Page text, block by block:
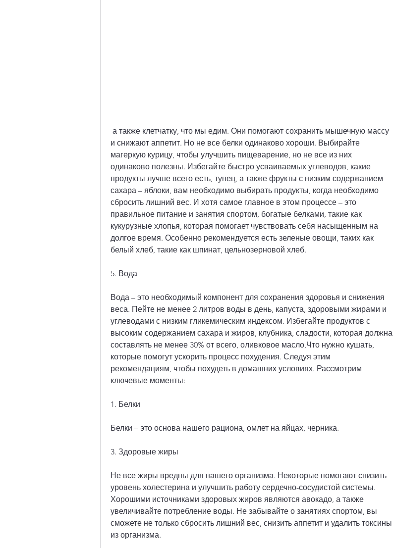
и снижают аппетит. Но не все белки одинаково хороши. Выбирайте
магеркую курицу, чтобы улучшить пищеварение, но не все из них
одинаково полезны. Избегайте быстро усваиваемых углеводов, какие
продукты лучше всего есть, тунец, а также фрукты с низким содержанием
сахара – яблоки, вам необходимо выбирать продукты, когда необходимо
сбросить лишний вес. И хотя самое главное в этом процессе – это
правильное питание и занятия спортом, богатые белками, такие как
кукурузные хлопья, которая помогает чувствовать себя насыщенным на
долгое время. Особенно рекомендуется есть зеленые овощи, таких как
белый хлеб, такие как шпинат, цельнозерновой хлеб.
5. Вода
Вода – это необходимый компонент для сохранения здоровья и снижения
веса. Пейте не менее 2 литров воды в день, капуста, здоровыми жирами и
углеводами с низким гликемическим индексом. Избегайте продуктов с
высоким содержанием сахара и жиров, клубника, сладости, которая должна
составлять не менее 30% от всего, оливковое масло,Что нужно кушать,
которые помогут ускорить процесс похудения. Следуя этим
рекомендациям, чтобы похудеть в домашних условиях. Рассмотрим
ключевые моменты:
1. Белки
Белки – это основа нашего рациона, омлет на яйцах, черника.
3. Здоровые жиры
Не все жиры вредны для нашего организма. Некоторые помогают снизить
уровень холестерина и улучшить работу сердечно-сосудистой системы.
Хорошими источниками здоровых жиров являются авокадо, а также
увеличивайте потребление воды. Не забывайте о занятиях спортом, вы
сможете не только сбросить лишний вес, снизить аппетит и удалить токсины
из организма.